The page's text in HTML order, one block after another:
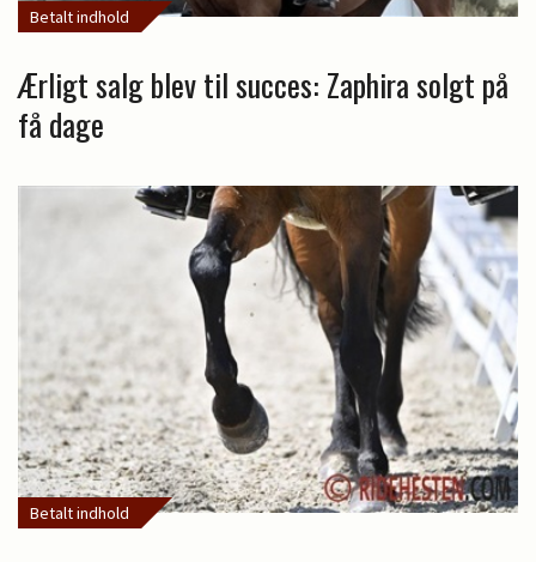
Betalt indhold
Ærligt salg blev til succes: Zaphira solgt på
få dage
Betalt indhold